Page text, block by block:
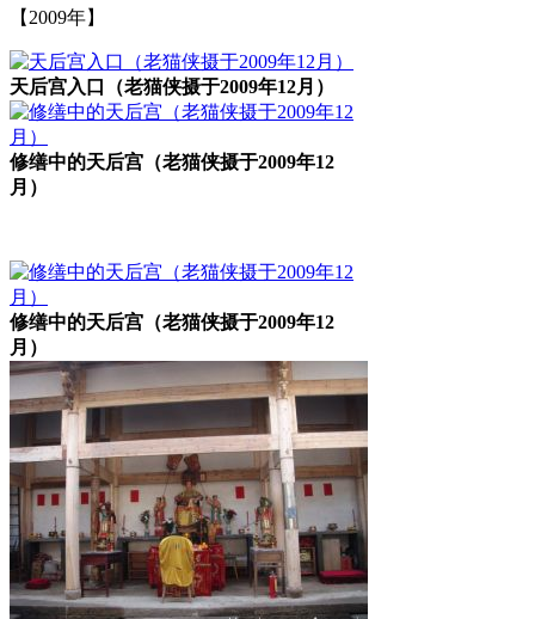
【2009年】
天后宫入口（老猫侠摄于2009年12月）
修缮中的天后宫（老猫侠摄于2009年12
月）
修缮中的天后宫（老猫侠摄于2009年12
月）